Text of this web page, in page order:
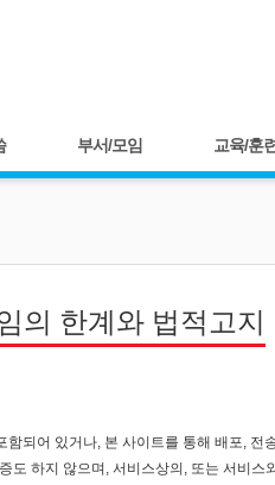
부서/모임 교육/훈련
의 한계와 법적고지
되어 있거나, 본 사이트를 통해 배포,
도 하지 않으며, 서비스상의, 또는 서비